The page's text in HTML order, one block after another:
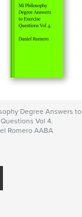
Degree Answers to
Vol 4.
Romero AABA